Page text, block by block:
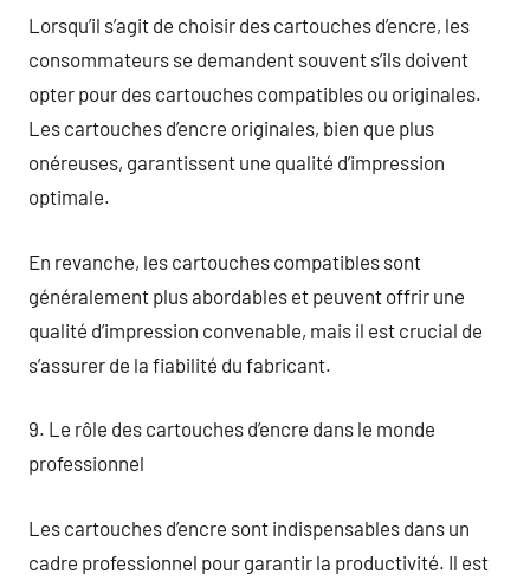
Lorsqu’il s’agit de choisir des cartouches d’encre, les
consommateurs se demandent souvent s’ils doivent
opter pour des cartouches compatibles ou originales.
Les cartouches d’encre originales, bien que plus
onéreuses, garantissent une qualité d’impression
optimale.
En revanche, les cartouches compatibles sont
généralement plus abordables et peuvent offrir une
qualité d’impression convenable, mais il est crucial de
s’assurer de la fiabilité du fabricant.
9. Le rôle des cartouches d’encre dans le monde
professionnel
Les cartouches d’encre sont indispensables dans un
cadre professionnel pour garantir la productivité. Il est